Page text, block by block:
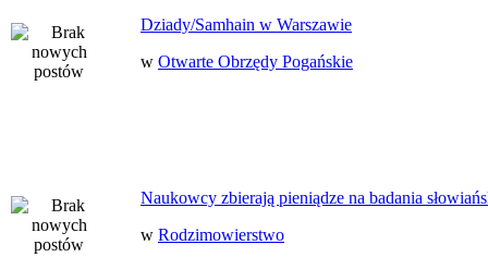
Dziady/Samhain w Warszawie
w Otwarte Obrzędy Pogańskie
Naukowcy zbierają pieniądze na badania
w Rodzimowierstwo